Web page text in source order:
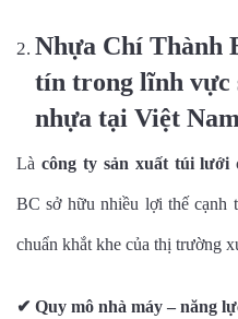
Nhựa Chí Thành
tín trong lĩnh vực
nhựa tại Việt Nam
Là công ty sản xuất túi lưới
BC sở hữu nhiều lợi thế cạnh
chuẩn khắt khe của thị trường
✔ Quy mô nhà máy – năng